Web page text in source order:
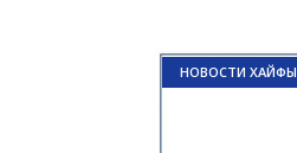
НОВОСТИ ХАЙФЫ